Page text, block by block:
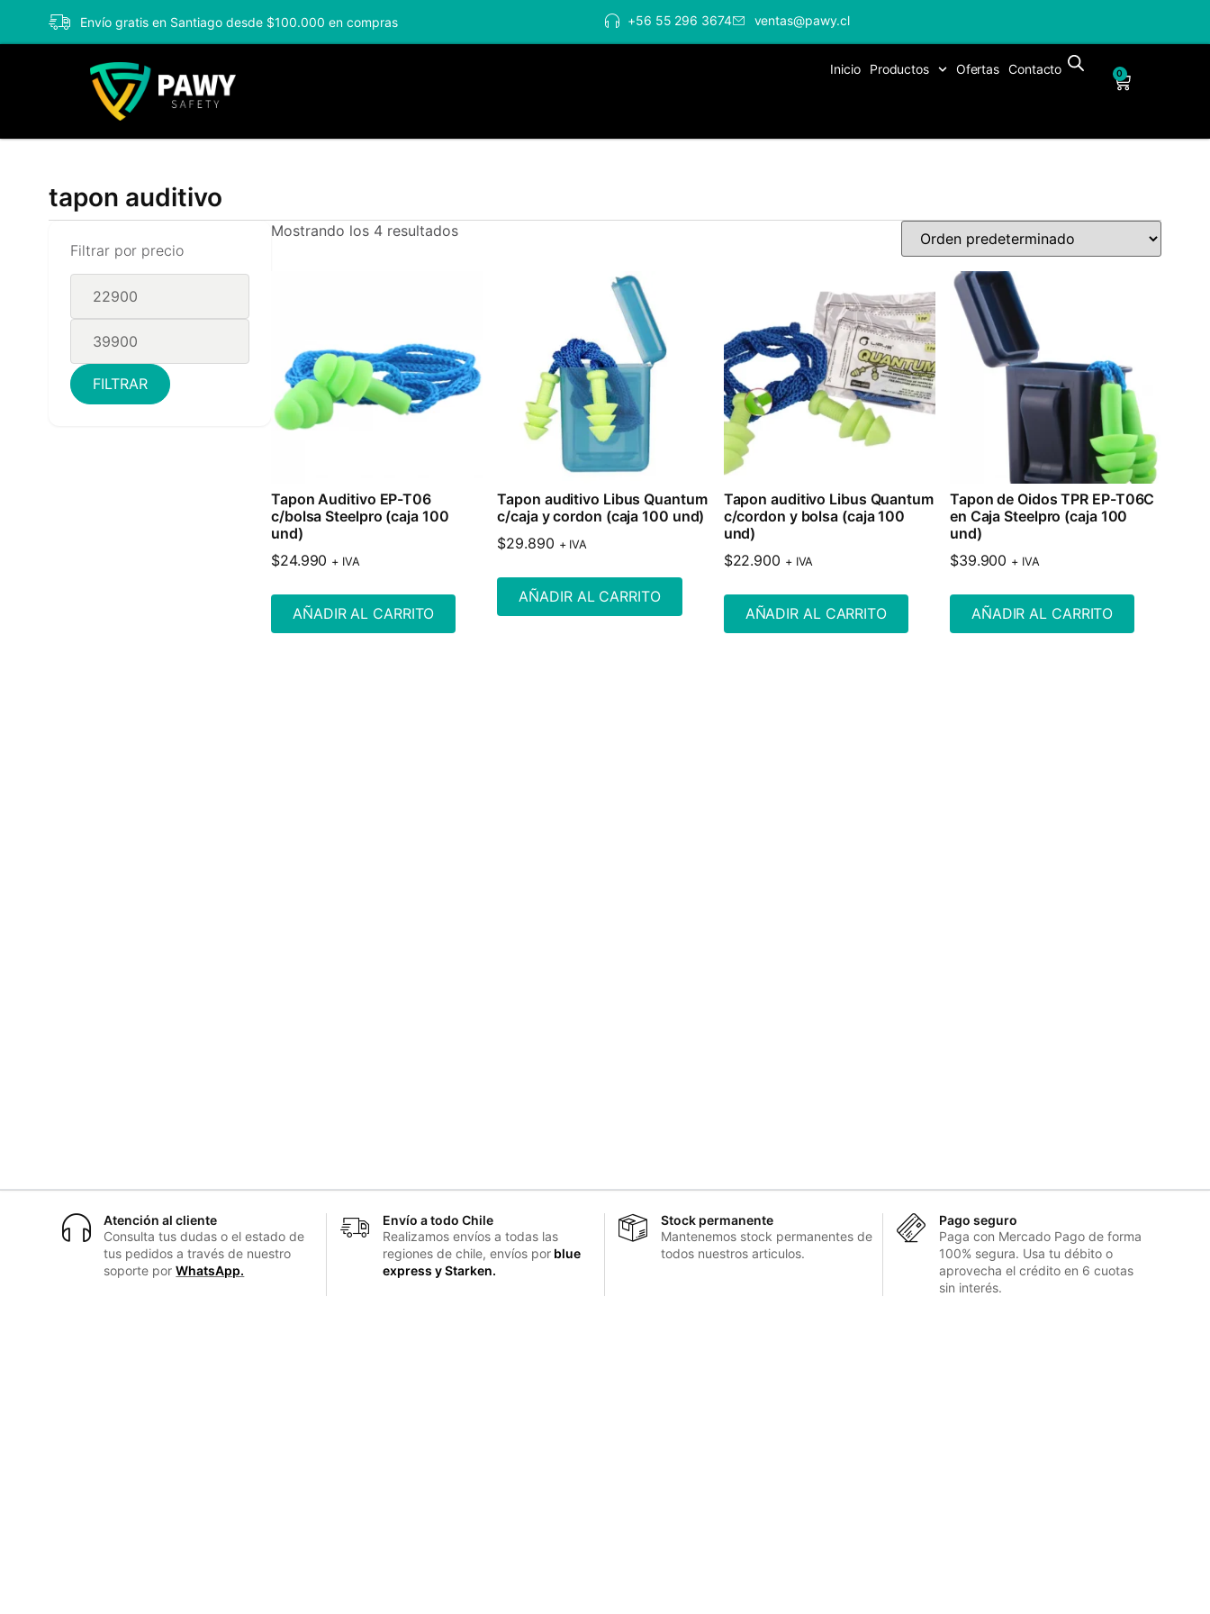
Envío gratis en Santiago desde $100.000 en compras +56 55 296 3674 ventas@pawy.cl
Inicio Productos Ofertas Contacto 0
tapon auditivo
Filtrar por precio
FILTRAR
Mostrando los 4 resultados
Tapon Auditivo EP-T06
c/bolsa Steelpro (caja 100
und)
$24.990 + IVA
AÑADIR AL CARRITO
Tapon auditivo Libus Quantum
c/caja y cordon (caja 100 und)
$29.890 + IVA
AÑADIR AL CARRITO
Tapon auditivo Libus Quantum
c/cordon y bolsa (caja 100
und)
$22.900 + IVA
AÑADIR AL CARRITO
Tapon de Oidos TPR EP-T06C
en Caja Steelpro (caja 100
und)
$39.900 + IVA
AÑADIR AL CARRITO
Atención al cliente
Consulta tus dudas o el estado de
tus pedidos a través de nuestro
soporte porWhatsApp.
Envío a todo Chile
Realizamos envíos a todas las
regiones de chile, envíos porblue
express y Starken.
Stock permanente
Mantenemos stock permanentes de
todos nuestros articulos.
Pago seguro
Paga con Mercado Pago de forma
100% segura. Usa tu débito o
aprovecha el crédito en 6 cuotas
sin interés.